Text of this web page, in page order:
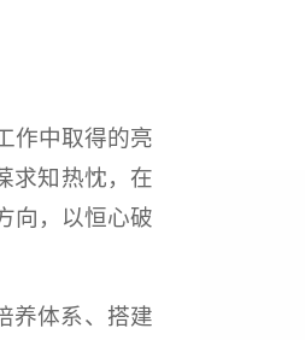
作中取得的亮
求知热忱，在
向，以恒心破
养体系、搭建